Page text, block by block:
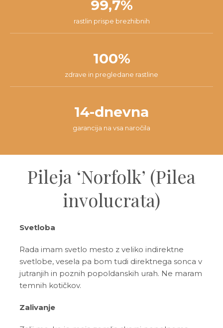
99,7%
rastlin prispe brezhibnih
100%
zdrave in pregledane rastline
14-dnevna
garancija na vsa naročila
Pileja ‘Norfolk’ (Pilea
involucrata)
Svetloba
Rada imam svetlo mesto z veliko indirektne
svetlobe, vesela pa bom tudi direktnega sonca v
jutranjih in poznih popoldanskih urah. Ne maram
temnih kotičkov.
Zalivanje